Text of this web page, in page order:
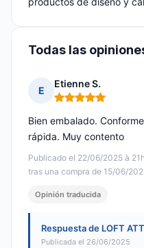
Todas las
E
Etienne S.
Nota: 5 de 5
Publicado el 22/06/2025 à
tras una compra de 15/06/
Bien embalado.
rápida. Muy contento
Opinión traducida
Respuesta de LOFT
Publicada el 26/06/2025